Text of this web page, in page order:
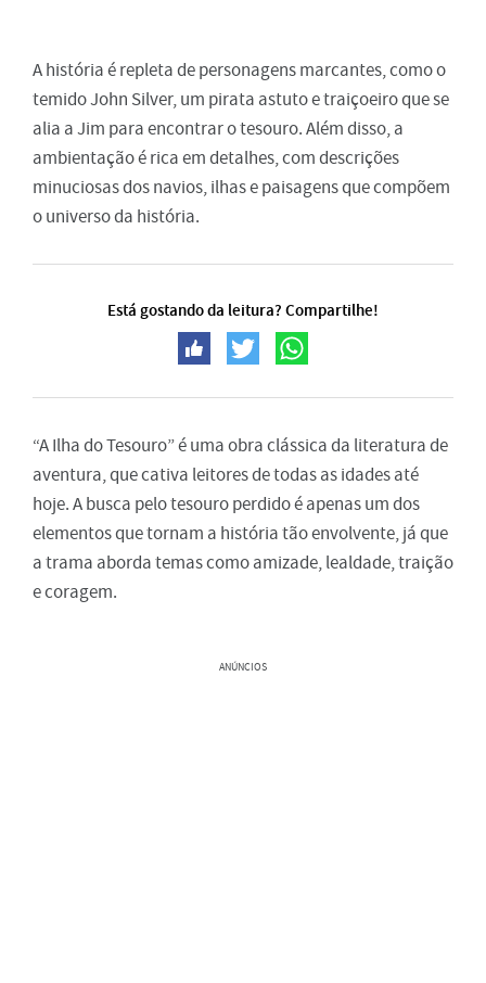
A história é repleta de personagens marcantes, como o
temido John Silver, um pirata astuto e traiçoeiro que se
alia a Jim para encontrar o tesouro. Além disso, a
ambientação é rica em detalhes, com descrições
minuciosas dos navios, ilhas e paisagens que compõem
o universo da história.
Está gostando da leitura? Compartilhe!
“A Ilha do Tesouro” é uma obra clássica da literatura de
aventura, que cativa leitores de todas as idades até
hoje. A busca pelo tesouro perdido é apenas um dos
elementos que tornam a história tão envolvente, já que
a trama aborda temas como amizade, lealdade, traição
e coragem.
ANÚNCIOS